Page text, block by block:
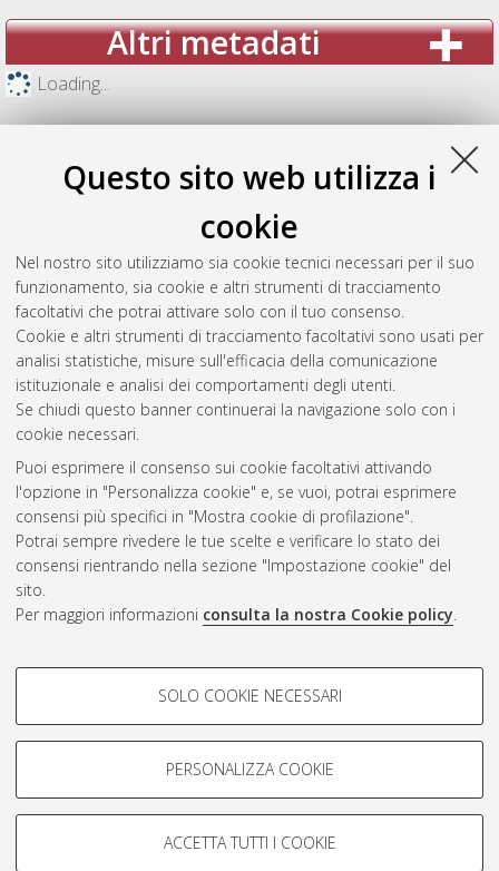
Questo sito web utilizza i
cookie
Nel nostro sito utilizziamo sia cookie tecnici necessari per il suo
funzionamento, sia cookie e altri strumenti di tracciamento
facoltativi che potrai attivare solo con il tuo consenso.
Cookie e altri strumenti di tracciamento facoltativi sono usati per
analisi statistiche, misure sull'efficacia della comunicazione
istituzionale e analisi dei comportamenti degli utenti.
Se chiudi questo banner continuerai la navigazione solo con i
cookie necessari.
Puoi esprimere il consenso sui cookie facoltativi attivando
l'opzione in "Personalizza cookie" e, se vuoi, potrai esprimere
consensi più specifici in "Mostra cookie di profilazione".
Potrai sempre rivedere le tue scelte e verificare lo stato dei
consensi rientrando nella sezione "Impostazione cookie" del
sito.
Per maggiori informazioni consulta la nostra Cookie policy.
COOKIE DI PROFILAZIONE -
Si tratta di cookie utilizzati per analizzare le caratteristiche della
navigazione degli utenti, creare profili in base al loro comportamento
Mostra cookie di profilazione
SOLO COOKIE NECESSARI
PERSONALIZZA COOKIE
ACCETTA TUTTI I COOKIE
Altri metadati
Loading...
Gestione del documento:
Atom
Rss 1.0
Rss 2.0
AMS Laurea
Impostazioni Cookie
Informativa sulla privacy
Condizioni d’uso del sito